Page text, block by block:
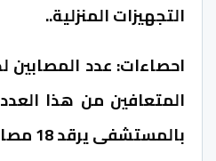
التجهيزات المنزلية..
بالمستشفى يرقد 18 مصابا بالفيروس.